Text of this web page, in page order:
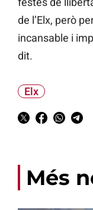
de l’Elx, però
incansable i
dit.
Elx
Més